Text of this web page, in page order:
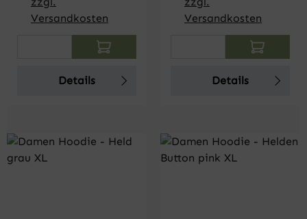
Versandkosten
Produkt Anzahl: Gib den gewünschten
Details
Versandkosten
Produkt Anzahl:
Details